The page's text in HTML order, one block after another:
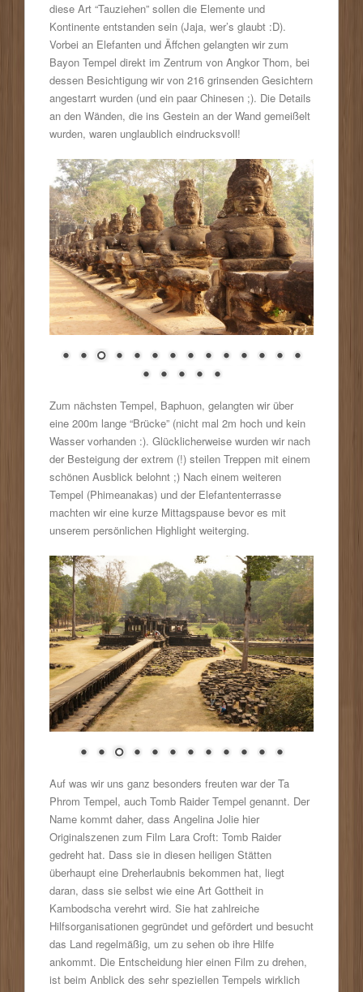
diese Art “Tauziehen” sollen die Elemente und
Kontinente entstanden sein (Jaja, wer’s glaubt :D).
Vorbei an Elefanten und Äffchen gelangten wir zum
Bayon Tempel direkt im Zentrum von Angkor Thom, bei
dessen Besichtigung wir von 216 grinsenden Gesichtern
angestarrt wurden (und ein paar Chinesen ;). Die Details
an den Wänden, die ins Gestein an der Wand gemeißelt
wurden, waren unglaublich eindrucksvoll!
Zum nächsten Tempel, Baphuon, gelangten wir über
eine 200m lange “Brücke” (nicht mal 2m hoch und kein
Wasser vorhanden :). Glücklicherweise wurden wir nach
der Besteigung der extrem (!) steilen Treppen mit einem
schönen Ausblick belohnt ;) Nach einem weiteren
Tempel (Phimeanakas) und der Elefantenterrasse
machten wir eine kurze Mittagspause bevor es mit
unserem persönlichen Highlight weiterging.
Auf was wir uns ganz besonders freuten war der Ta
Phrom Tempel, auch Tomb Raider Tempel genannt. Der
Name kommt daher, dass Angelina Jolie hier
Originalszenen zum Film Lara Croft: Tomb Raider
gedreht hat. Dass sie in diesen heiligen Stätten
überhaupt eine Dreherlaubnis bekommen hat, liegt
daran, dass sie selbst wie eine Art Gottheit in
Kambodscha verehrt wird. Sie hat zahlreiche
Hilfsorganisationen gegründet und gefördert und besucht
das Land regelmäßig, um zu sehen ob ihre Hilfe
ankommt. Die Entscheidung hier einen Film zu drehen,
ist beim Anblick des sehr speziellen Tempels wirklich